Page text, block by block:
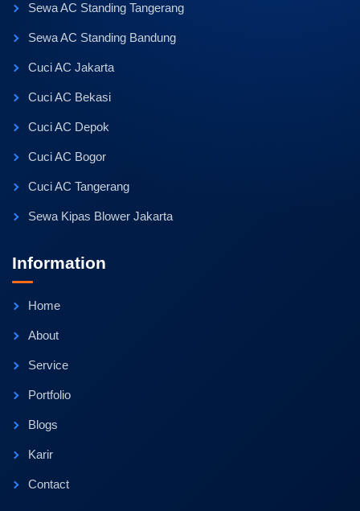
Sewa AC Standing Tangerang
Sewa AC Standing Bandung
Cuci AC Jakarta
Cuci AC Bekasi
Cuci AC Depok
Cuci AC Bogor
Cuci AC Tangerang
Sewa Kipas Blower Jakarta
Information
Home
About
Service
Portfolio
Blogs
Karir
Contact